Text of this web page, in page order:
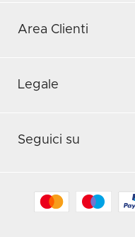
Area Clienti
Legale
Seguici su